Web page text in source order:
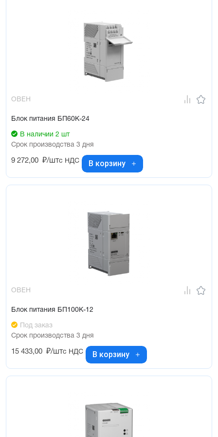
ОВЕН
Блок питания БП60К-24
В наличии 2 шт
Срок производства 3 дня
9 272,00 ₽/штс НДС В корзину
ОВЕН
Блок питания БП100К-12
Под заказ
Срок производства 3 дня
15 433,00 ₽/штс НДС В корзину